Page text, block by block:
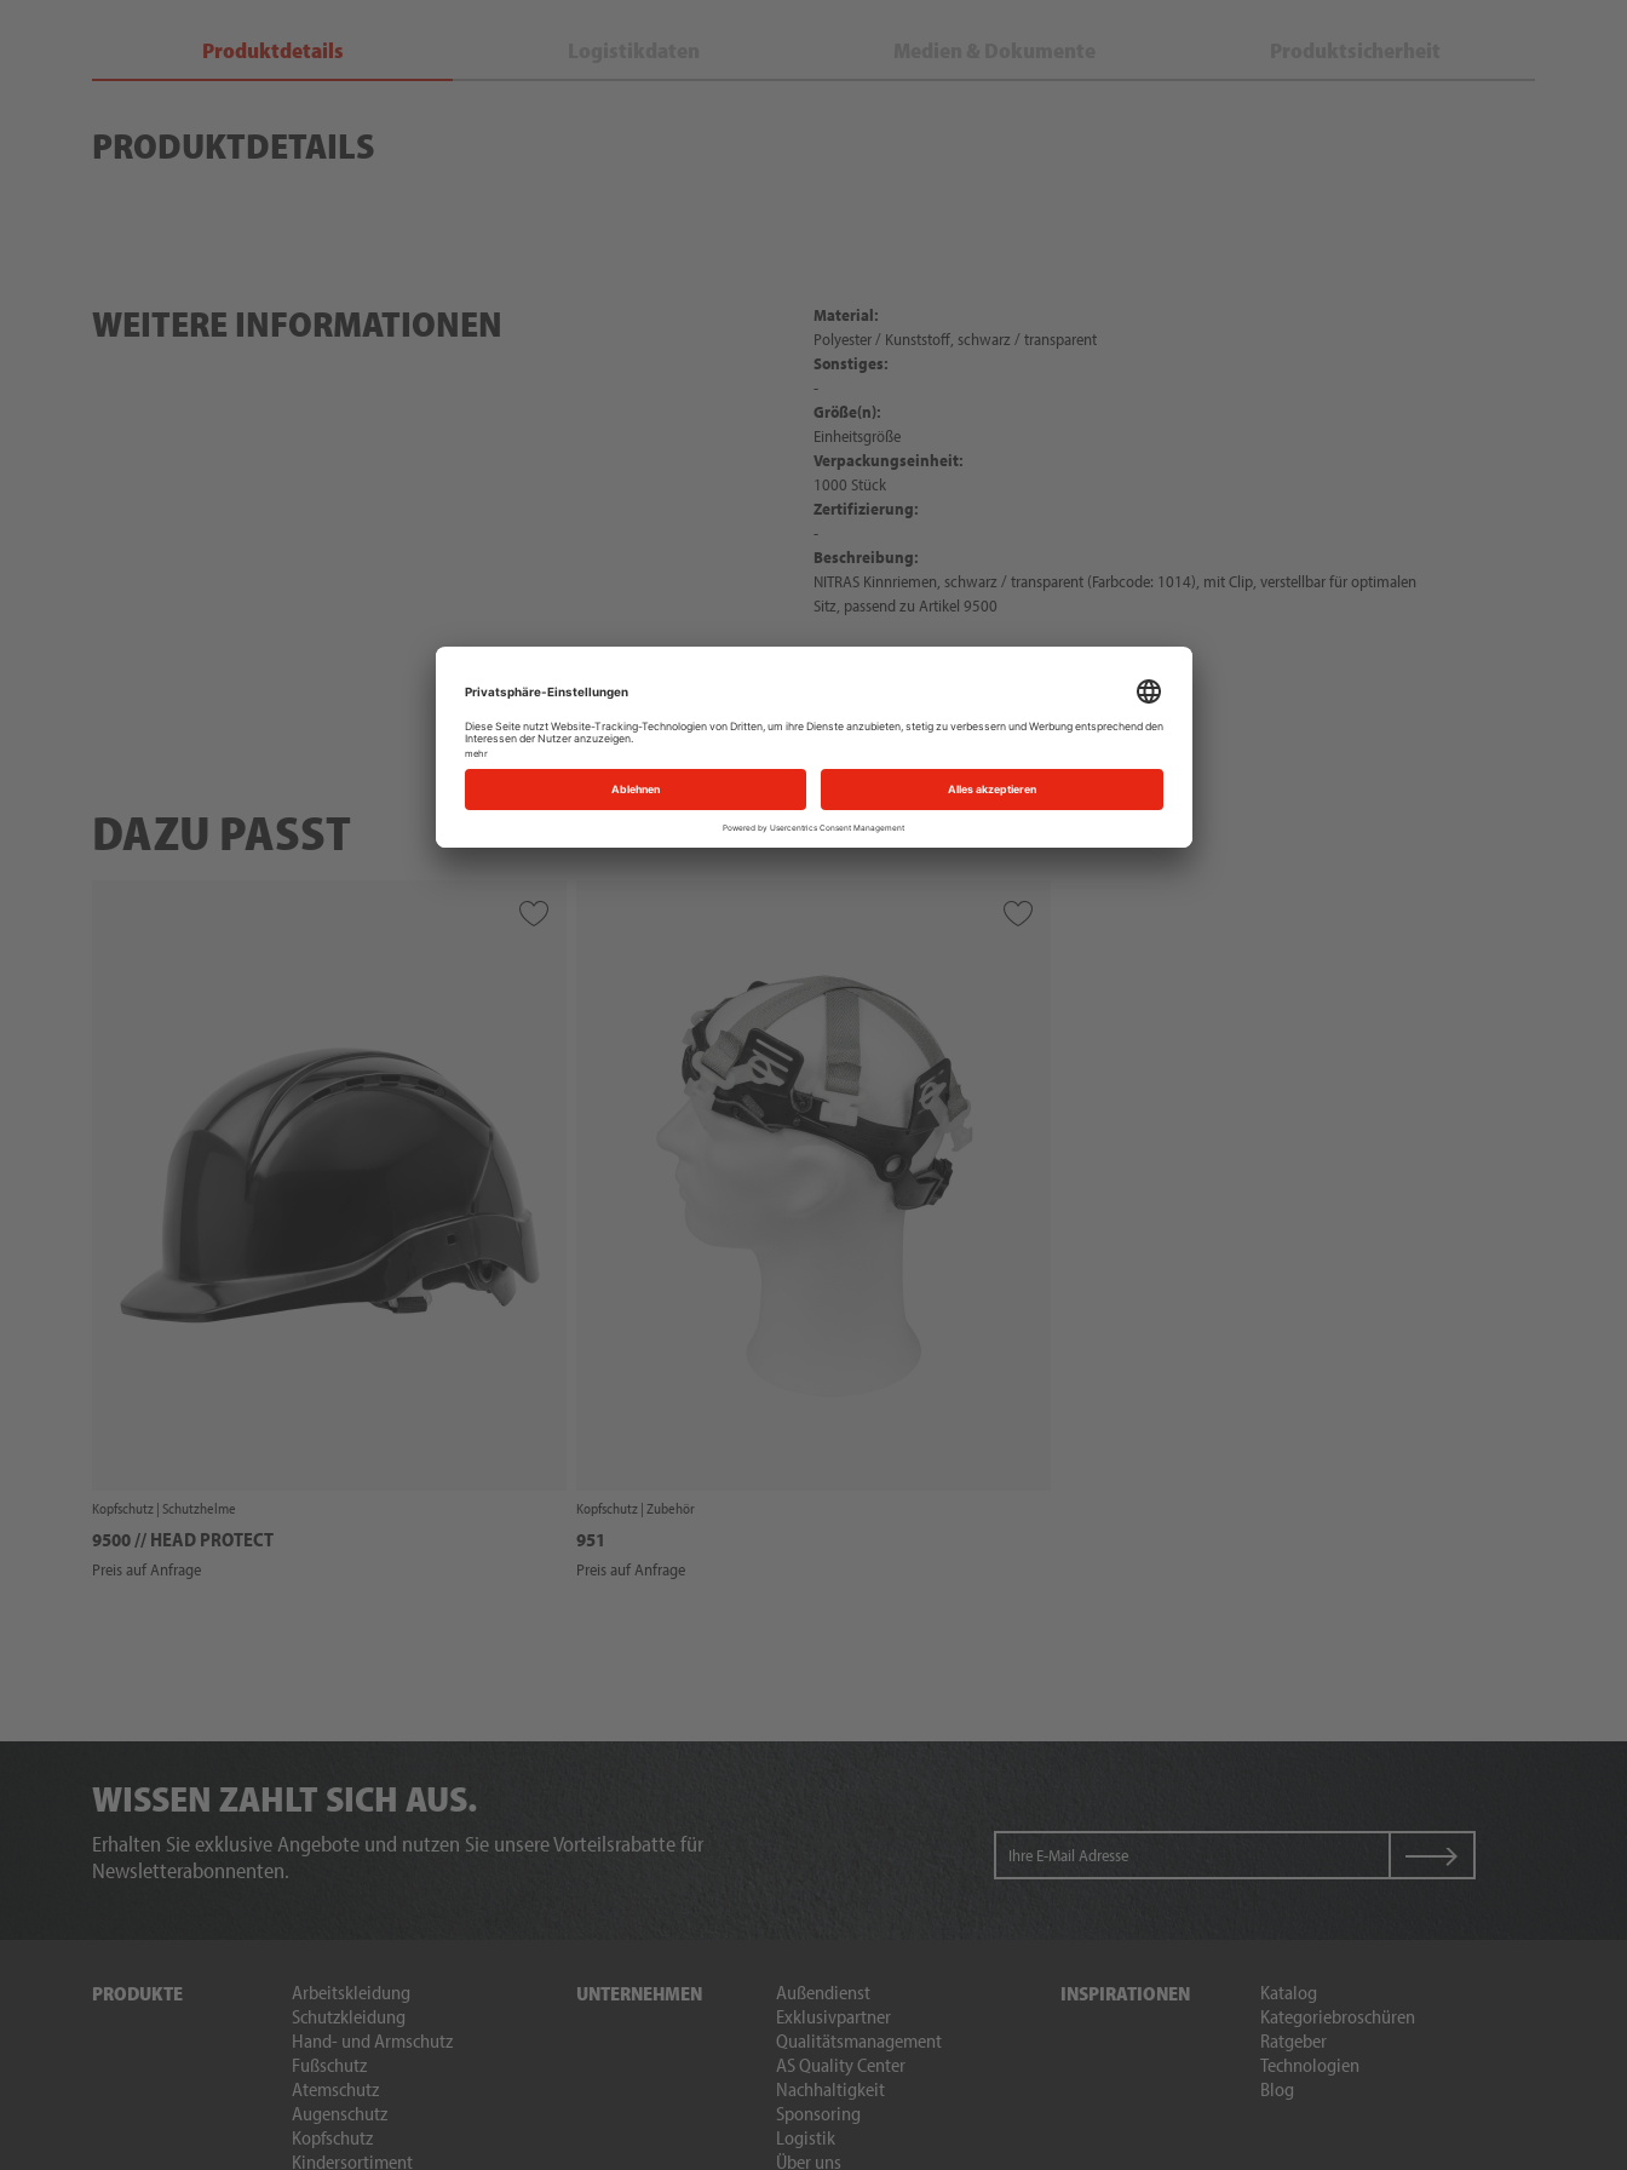
Produktdetails
PRODUKTDETAILS
WEITERE INFORMATIONEN
Material:
Polyester / Kunststoff, schwarz / transparent
Sonstiges:
-
Größe(n):
Einheitsgröße
Verpackungseinheit:
1000 Stück
Zertifizierung:
-
Beschreibung:
NITRAS Kinnriemen, schwarz / transparent (Farbcode: 1014), mit Clip, verstellbar für optimalen
Sitz, passend zu Artikel 9500
DAZU PASST
Kopfschutz | Schutzhelme
9500 // HEAD PROTECT
Preis auf Anfrage
Kopfschutz | Zubehör
951
Preis auf Anfrage
WISSEN ZAHLT SICH AUS.
Erhalten Sie exklusive Angebote und nutzen Sie unsere Vorteilsrabatte für
Newsletterabonnenten.
PRODUKTE
Arbeitskleidung
Schutzkleidung
Hand- und Armschutz
Fußschutz
Atemschutz
Augenschutz
Kopfschutz
Kindersortiment
UNTERNEHMEN
Außendienst
Exklusivpartner
Qualitätsmanagement
AS Quality Center
Nachhaltigkeit
Sponsoring
Logistik
Über uns
INSPIRATIONEN
Katalog
Kategoriebroschüren
Ratgeber
Technologien
Blog